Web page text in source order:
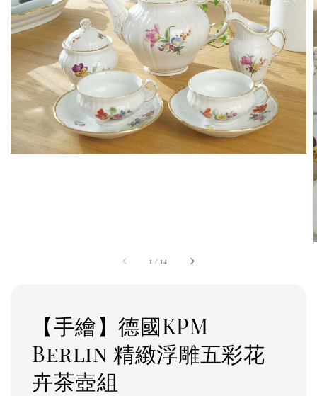
1 /14
【手繪】德國KPM
Berlin 精緻浮雕五彩花
卉茶壺組